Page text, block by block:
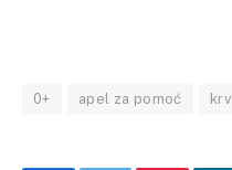
0+ apel za pomoć krv